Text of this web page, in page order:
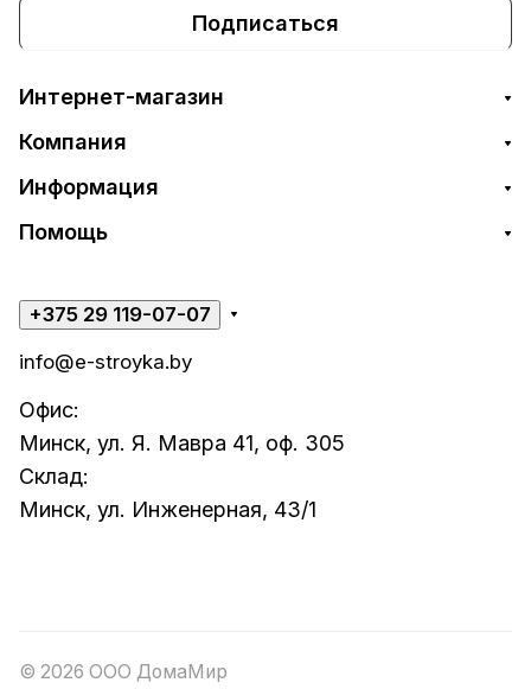
Подписаться
Интернет-магазин
Компания
Информация
Помощь
+375 29 119-07-07
info@e-stroyka.by
Офис:
Минск, ул. Я. Мавра 41, оф. 305
Склад:
Минск, ул. Инженерная, 43/1
© 2026 ООО ДомаМир